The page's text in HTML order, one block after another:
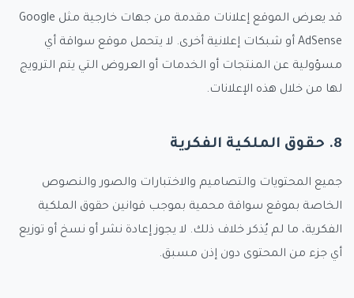
قد يعرض الموقع إعلانات مقدمة من جهات خارجية مثل Google
AdSense أو شبكات إعلانية أخرى. لا يتحمل موقع سواقة أي
مسؤولية عن المنتجات أو الخدمات أو العروض التي يتم الترويج
لها من خلال هذه الإعلانات.
8. حقوق الملكية الفكرية
جميع المحتويات والتصاميم والاختبارات والصور والنصوص
الخاصة بموقع سواقة محمية بموجب قوانين حقوق الملكية
الفكرية، ما لم يُذكر خلاف ذلك. لا يجوز إعادة نشر أو نسخ أو توزيع
أي جزء من المحتوى دون إذن مسبق.